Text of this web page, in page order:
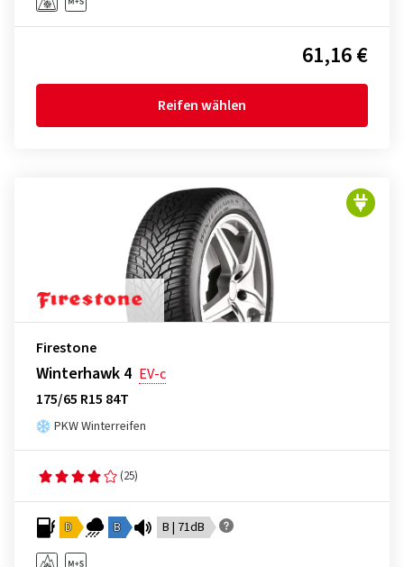
61,16 €
Reifen wählen
Firestone
Winterhawk 4 EV-c
175/65 R15 84T
PKW Winterreifen
(25)
D B B | 71dB